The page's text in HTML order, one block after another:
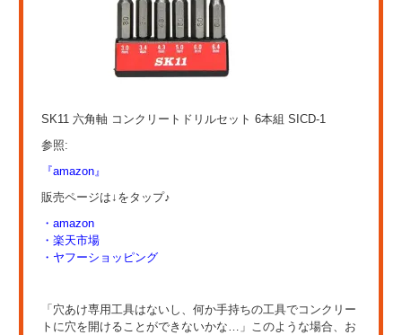
SK11 六角軸 コンクリートドリルセット 6本組 SICD-1
参照:
『amazon』
販売ページは↓をタップ♪
・amazon
・楽天市場
・ヤフーショッピング
「穴あけ専用工具はないし、何か手持ちの工具でコンクリー
トに穴を開けることができないかな…」このような場合、お